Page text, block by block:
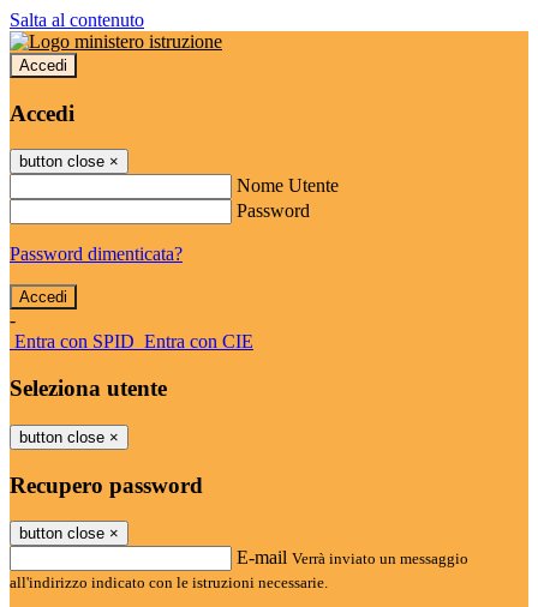
Salta al contenuto
Accedi
Accedi
button close ×
Nome Utente
Password
Password dimenticata?
-
Entra con SPID Entra con CIE
Seleziona utente
button close ×
Recupero password
button close ×
E-mail Verrà inviato un messaggio
all'indirizzo indicato con le istruzioni necessarie.